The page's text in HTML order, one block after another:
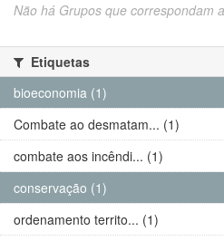
Não há Grupos que correspondam
Etiquetas
bioeconomia (1)
Combate ao desmatam... (1)
combate aos incêndi... (1)
conservação (1)
ordenamento territo... (1)